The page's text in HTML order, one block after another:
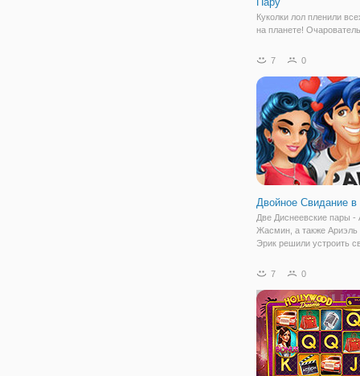
Куколки лол пленили
на планете!
волосами и красивыми
дюймовочек. Перед
устоит ни одна девочка,
захочет заполучить
7 0
Двойное Свидание
Две Диснеевские пары -
Жасмин, а также Ариэль
Эрик решили устроить
Свидание в Париже".
одежду. Подберите для
пары
7 0